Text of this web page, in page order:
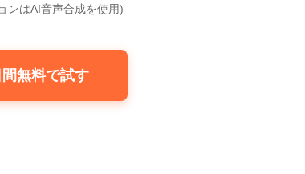
ンはAI音声合成を使用)
無料で試す